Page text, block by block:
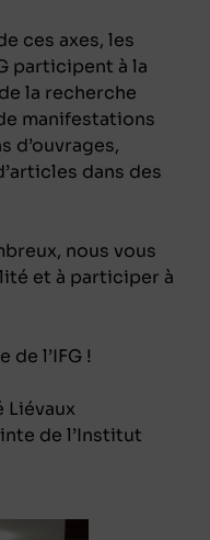
ces axes, les
participent à la
la recherche
manifestations
d’ouvrages,
dans des
nous vous
et à participer à
de l’IFG !
Liévaux
de l’Institut